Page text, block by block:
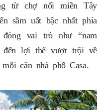
từ chợ nổi miền Tây
sầm uất bậc nhất phía
vai trò như “nam
đến lợi thế vượt trội về
căn nhà phố Casa.